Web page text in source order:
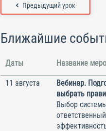
Предыдущий урок
Ближайшие
Даты Название
11 августа
Вебинар.
выбрать
Выбор